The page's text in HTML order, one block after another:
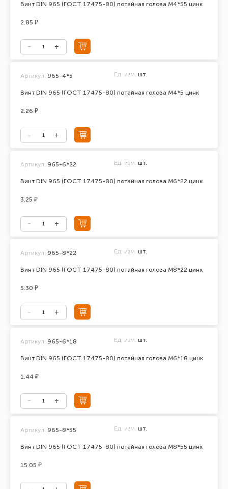
Винт DIN 965 (ГОСТ 17475-80) потайная голова М4*55 цинк
2.85 ₽
Винт DIN 965 (ГОСТ 17475-80) потайная голова М4*5 цинк
Артикул: 965-4*5 Ед. изм. шт.
2.26 ₽
Винт DIN 965 (ГОСТ 17475-80) потайная голова М6*22 цинк
Артикул: 965-6*22 Ед. изм. шт.
3.25 ₽
Винт DIN 965 (ГОСТ 17475-80) потайная голова М8*22 цинк
Артикул: 965-8*22 Ед. изм. шт.
5.30 ₽
Винт DIN 965 (ГОСТ 17475-80) потайная голова М6*18 цинк
Артикул: 965-6*18 Ед. изм. шт.
1.44 ₽
Винт DIN 965 (ГОСТ 17475-80) потайная голова М8*55 цинк
Артикул: 965-8*55 Ед. изм. шт.
15.05 ₽